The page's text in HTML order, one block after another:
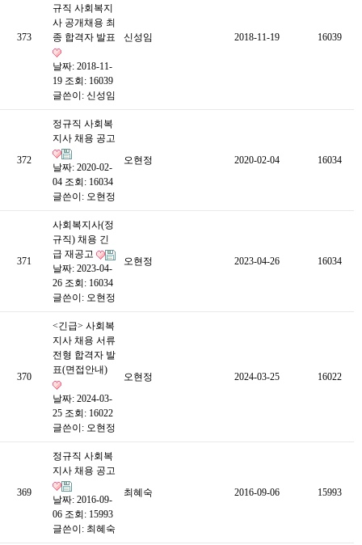
373
규직 사회복지
사 공개채용 최
종 합격자 발표
날짜: 2018-11-
19 조회: 16039
글쓴이: 신성임
신성임 2018-11-19 16039
372
정규직 사회복
지사 채용 공고
날짜: 2020-02-
04 조회: 16034
글쓴이: 오현정
오현정 2020-02-04 16034
371
사회복지사(정
규직) 채용 긴
급 재공고
날짜: 2023-04-
26 조회: 16034
글쓴이: 오현정
오현정 2023-04-26 16034
370
<긴급> 사회복
지사 채용 서류
전형 합격자 발
표(면접안내)
날짜: 2024-03-
25 조회: 16022
글쓴이: 오현정
오현정 2024-03-25 16022
369
정규직 사회복
지사 채용 공고
날짜: 2016-09-
06 조회: 15993
글쓴이: 최혜숙
최혜숙 2016-09-06 15993